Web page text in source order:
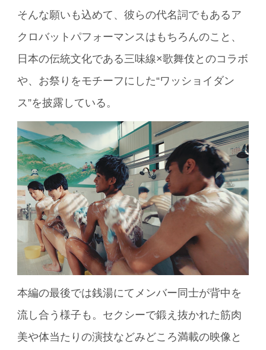
そんな願いも込めて、彼らの代名詞でもあるア
クロバットパフォーマンスはもちろんのこと、
日本の伝統文化である三味線×歌舞伎とのコラボ
や、お祭りをモチーフにした“ワッショイダン
ス”を披露している。
本編の最後では銭湯にてメンバー同士が背中を
流し合う様子も。セクシーで鍛え抜かれた筋肉
美や体当たりの演技などみどころ満載の映像と